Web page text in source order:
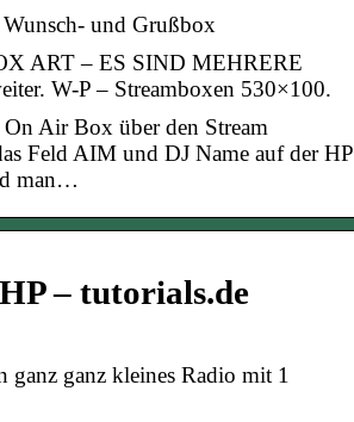
und Grußbox
ART – ES SIND MEHRERE
W-P – Streamboxen 530×100.
Air Box über den Stream
Feld AIM und DJ Name auf der HP
man…
– tutorials.de
ganz kleines Radio mit 1